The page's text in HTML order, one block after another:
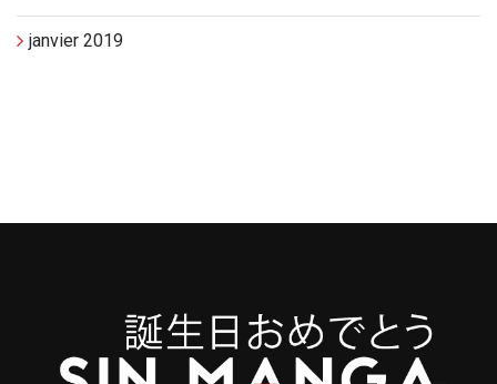
janvier 2019